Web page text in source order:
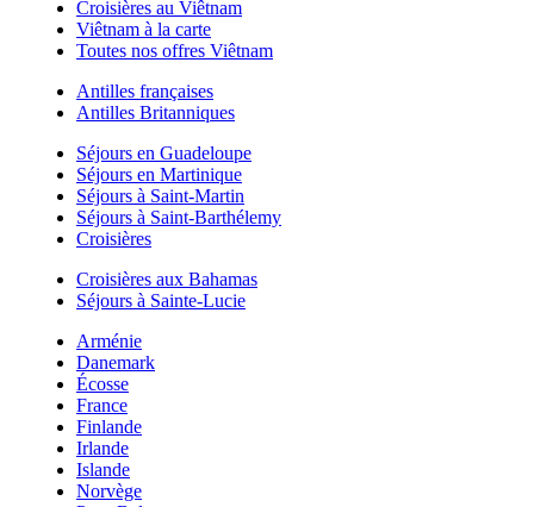
Croisières au Viêtnam
Viêtnam à la carte
Toutes nos offres Viêtnam
Antilles françaises
Antilles Britanniques
Séjours en Guadeloupe
Séjours en Martinique
Séjours à Saint-Martin
Séjours à Saint-Barthélemy
Croisières
Croisières aux Bahamas
Séjours à Sainte-Lucie
Arménie
Danemark
Écosse
France
Finlande
Irlande
Islande
Norvège